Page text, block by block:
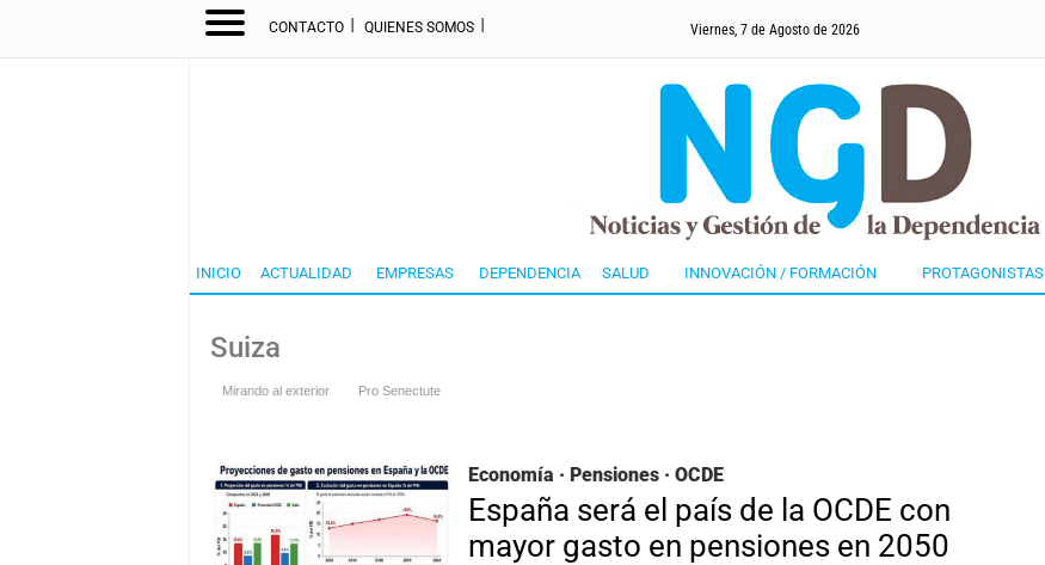
CONTACTO I QUIENES SOMOS I Viernes, 7 de Agosto de 2026
INICIO ACTUALIDAD EMPRESAS DEPENDENCIA SALUD INNOVACIÓN / FORMACIÓN PROTAGONISTAS
Suiza
Mirando al exterior Pro Senectute
Economía · Pensiones · OCDE
España será el país de la OCDE con
mayor gasto en pensiones en 2050